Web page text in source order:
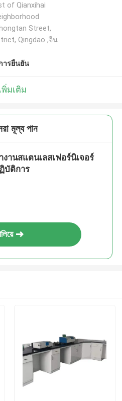
of Qianxihai
Street,
Qingdao ,จีน
ารยืนยัน
พิ่มเติม
মূল্য পান
งานสแตนเลสเฟอร์นิเจอร์
บัติการ